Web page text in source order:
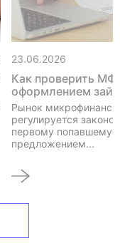
23.06.2026
Как проверить
оформлением
Рынок
регулируется
первому
предложением...